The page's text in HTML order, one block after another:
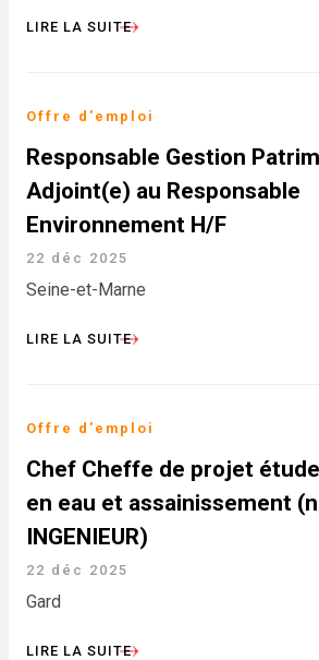
LIRE LA SUITE
Offre d'emploi
Responsable Gestion
Adjoint(e) au Responsable
Environnement H/F
22 déc 2025
Seine-et-Marne
LIRE LA SUITE
Offre d'emploi
Chef Cheffe de projet
en eau et assainissement
INGENIEUR)
22 déc 2025
Gard
LIRE LA SUITE